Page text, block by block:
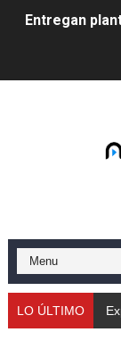
Entregan
Campo Elías
Venezuela
Consolidan
LO ÚLTIMO